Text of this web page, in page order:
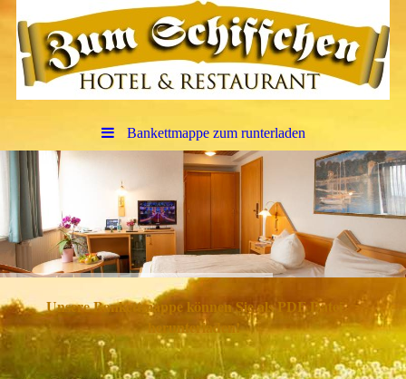
Bankettmappe zum runterladen
Unsere Bankettmappe können Sie als PDF Datei
herunterladen!